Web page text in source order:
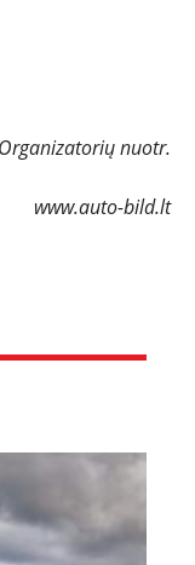
Organizatorių nuotr.
www.auto-bild.lt